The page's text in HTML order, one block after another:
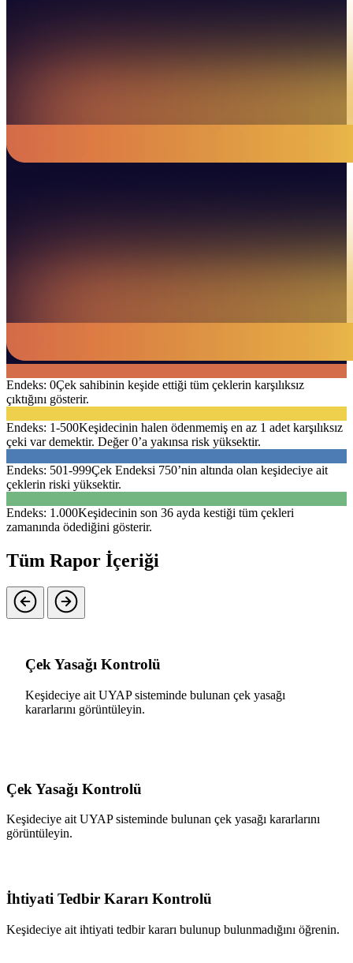
Endeks: 0Çek sahibinin keşide ettiği tüm çeklerin karşılıksız
çıktığını gösterir.
Endeks: 1-500Keşidecinin halen ödenmemiş en az 1 adet karşılıksız
çeki var demektir. Değer 0’a yakınsa risk yüksektir.
Endeks: 501-999Çek Endeksi 750’nin altında olan keşideciye ait
çeklerin riski yüksektir.
Endeks: 1.000Keşidecinin son 36 ayda kestiği tüm çekleri
zamanında ödediğini gösterir.
Tüm Rapor İçeriği
Çek Yasağı Kontrolü
Keşideciye ait UYAP sisteminde bulunan çek yasağı
kararlarını görüntüleyin.
Çek Yasağı Kontrolü
Keşideciye ait UYAP sisteminde bulunan çek yasağı kararlarını
görüntüleyin.
İhtiyati Tedbir Kararı Kontrolü
Keşideciye ait ihtiyati tedbir kararı bulunup bulunmadığını öğrenin.